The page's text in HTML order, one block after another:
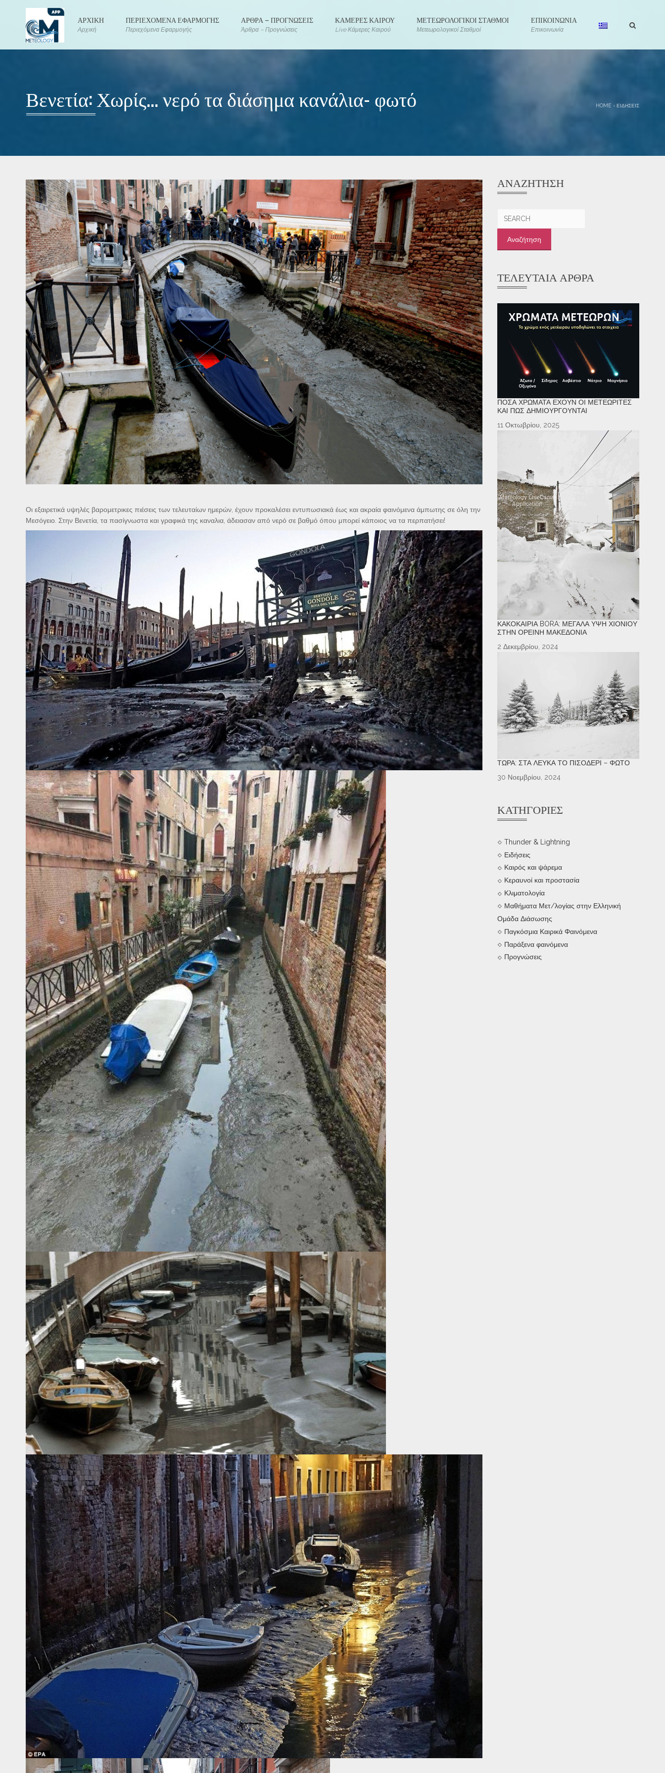
ΑΡΧΙΚΗ
Αρχική
ΠΕΡΙΕΧΟΜΕΝΑ ΕΦΑΡΜΟΓΗΣ
Περιεχόμενα Εφαρμογής
ΑΡΘΡΑ – ΠΡΟΓΝΩΣΕΙΣ
Άρθρα – Προγνώσεις
ΚΑΜΕΡΕΣ ΚΑΙΡΟΥ
Live Κάμερες Καιρού
ΜΕΤΕΩΡΟΛΟΓΙΚΟΙ ΣΤΑΘΜΟΙ
Μετεωρολογικοί Σταθμοί
ΕΠΙΚΟΙΝΩΝΙΑ
Επικοινωνία
Βενετία: Χωρίς... νερό τα διάσημα κανάλια- φωτό HOME › ΕΙΔΉΣΕΙΣ
Οι εξαιρετικά υψηλές βαρομετρικες πιέσεις των τελευταίων ημερών, έχουν προκαλέσει εντυπωσιακά έως και ακραία φαινόμενα άμπωτης σε όλη την
Μεσόγειο. Στην Βενετία, τα πασίγνωστα και γραφικά της καναλια, άδειασαν από νερό σε βαθμό όπου μπορεί κάποιος να τα περπατήσει!
ΑΝΑΖΉΤΗΣΗ
ΤΕΛΕΥΤΑΊΑ ΆΡΘΡΑ
ΠΌΣΑ ΧΡΏΜΑΤΑ ΈΧΟΥΝ ΟΙ ΜΕΤΕΩΡΊΤΕΣ
ΚΑΙ ΠΏΣ ΔΗΜΙΟΥΡΓΟΎΝΤΑΙ
11 Οκτωβρίου, 2025
ΚΑΚΟΚΑΙΡΊΑ BORA: ΜΕΓΆΛΑ ΎΨΗ ΧΙΟΝΙΟΎ
ΣΤΗΝ ΟΡΕΙΝΉ ΜΑΚΕΔΟΝΊΑ
2 Δεκεμβρίου, 2024
ΤΏΡΑ: ΣΤΑ ΛΕΥΚΆ ΤΟ ΠΙΣΟΔΈΡΙ – ΦΩΤΌ
30 Νοεμβρίου, 2024
ΚΑΤΗΓΟΡΊΕΣ
Thunder & Lightning
Ειδήσεις
Καιρός και ψάρεμα
Κεραυνοί και προστασία
Κλιματολογία
Μαθήματα Μετ/λογίας στην Ελληνική
Ομάδα Διάσωσης
Παγκόσμια Καιρικά Φαινόμενα
Παράξενα φαινόμενα
Προγνώσεις